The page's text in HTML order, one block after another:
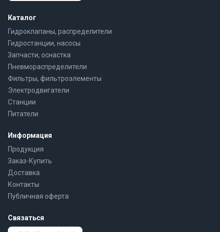
Каталог
Гидроклапаны, распределители
Гидростанции, насосы
Запчасти, оснастка
Пневмораспределители
Фильтры, фильтроэлементы
Электродвигатели
Станции
Питатели
Информация
Продукция
Заказ-Купить
Доставка
Контакты
Публичная оферта
Связаться